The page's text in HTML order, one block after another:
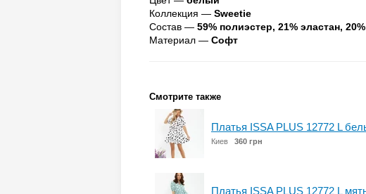
Коллекция — Sweetie
Состав — 59% полиэстер, 21% эластан,
Материал — Софт
Смотрите также
Платья ISSA PLUS 12772 L
Киев 360 грн
Платья ISSA PLUS 12772 L